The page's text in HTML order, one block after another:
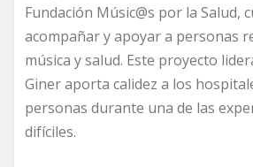
Fundación Músic@s por la Salud,
acompañar y apoyar a personas
música y salud. Este proyecto
Giner aporta calidez a los
personas durante una de las
difíciles.